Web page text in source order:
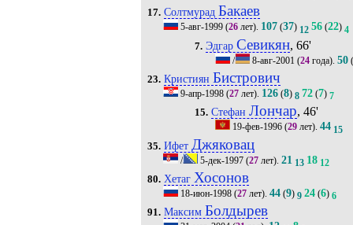
17. Солтмурад Бакаев
5-авг-1999(26лет). 107(37) 12 56(22) 4
7. Эдгар Севикян, 66'
/ 8-авг-2001 (24 года).50
23. Кристиян Бистрович
9-апр-1998(27лет). 126(8) 8 72(7) 7
15. Стефан Лончар, 46'
19-фев-1996 (29 лет).44 15
35. Ифет Джяковац
/ 5-дек-1997(27лет). 21 13 18 12
80. Хетаг Хосонов
18-июн-1998(27лет). 44(9) 9 24(6) 6
91. Максим Болдырев